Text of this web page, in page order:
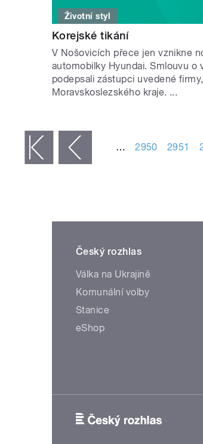
Životní styl
Korejské tikání
V Nošovicích přece jen vznikne
automobilky Hyundai. Smlouvu o
podepsali zástupci uvedené
Moravskoslezského kraje. ...
‹ předchozí … 2950 2951
Český rozhlas
Válka na Ukrajině
Komunální volby
Stanice
eShop